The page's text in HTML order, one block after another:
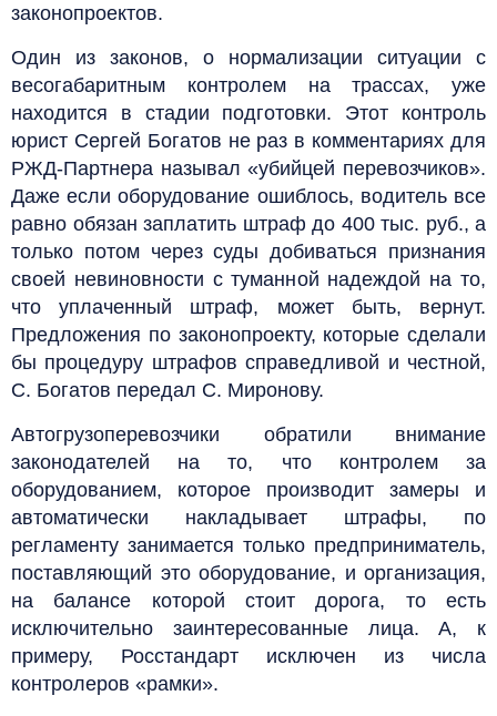
законопроектов.
Один из законов, о нормализации ситуации с
весогабаритным контролем на трассах, уже
находится в стадии подготовки. Этот контроль
юрист Сергей Богатов не раз в комментариях для
РЖД-Партнера называл «убийцей перевозчиков».
Даже если оборудование ошиблось, водитель все
равно обязан заплатить штраф до 400 тыс. руб., а
только потом через суды добиваться признания
своей невиновности с туманной надеждой на то,
что уплаченный штраф, может быть, вернут.
Предложения по законопроекту, которые сделали
бы процедуру штрафов справедливой и честной,
С. Богатов передал С. Миронову.
Автогрузоперевозчики обратили внимание
законодателей на то, что контролем за
оборудованием, которое производит замеры и
автоматически накладывает штрафы, по
регламенту занимается только предприниматель,
поставляющий это оборудование, и организация,
на балансе которой стоит дорога, то есть
исключительно заинтересованные лица. А, к
примеру, Росстандарт исключен из числа
контролеров «рамки».